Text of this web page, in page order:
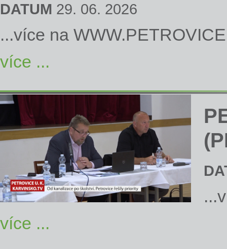
DATUM 29. 06. 2026
...více na
více ...
více ...